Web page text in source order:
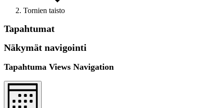
Tornien taisto
Tapahtumat
Näkymät navigointi
Tapahtuma Views Navigation